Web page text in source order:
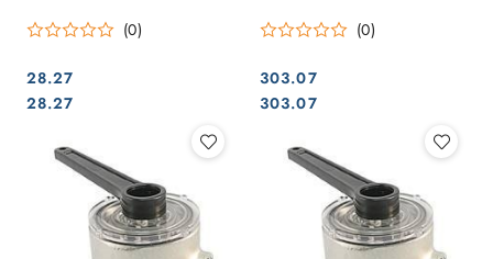
(0)
Cena:
28.27
Cena:
28.27
(0)
Cena:
303.07
Cena:
303.07